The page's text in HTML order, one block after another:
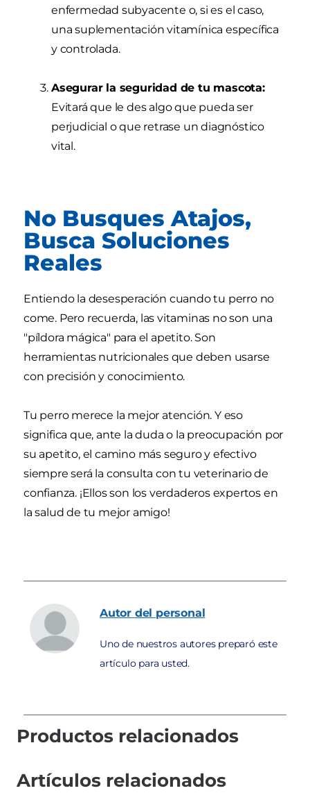
enfermedad subyacente o, si es el caso,
una suplementación vitamínica específica
y controlada.
Asegurar la seguridad de tu mascota:
Evitará que le des algo que pueda ser
perjudicial o que retrase un diagnóstico
vital.
No Busques Atajos,
Busca Soluciones
Reales
Entiendo la desesperación cuando tu perro no
come. Pero recuerda, las vitaminas no son una
"píldora mágica" para el apetito. Son
herramientas nutricionales que deben usarse
con precisión y conocimiento.
Tu perro merece la mejor atención. Y eso
significa que, ante la duda o la preocupación por
su apetito, el camino más seguro y efectivo
siempre será la consulta con tu veterinario de
confianza. ¡Ellos son los verdaderos expertos en
la salud de tu mejor amigo!
Autor del personal
Uno de nuestros autores preparó este
artículo para usted.
Productos relacionados
Artículos relacionados